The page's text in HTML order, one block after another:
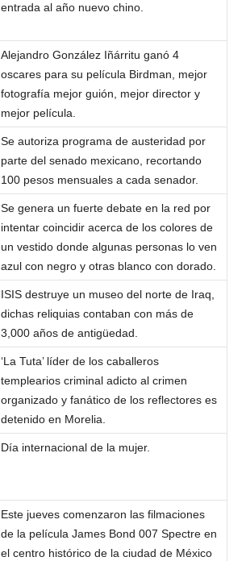
entrada al año nuevo chino.
Alejandro González Iñárritu ganó 4
oscares para su película Birdman, mejor
fotografía mejor guión, mejor director y
mejor película.
Se autoriza programa de austeridad por
parte del senado mexicano, recortando
100 pesos mensuales a cada senador.
Se genera un fuerte debate en la red por
intentar coincidir acerca de los colores de
un vestido donde algunas personas lo ven
azul con negro y otras blanco con dorado.
ISIS destruye un museo del norte de Iraq,
dichas reliquias contaban con más de
3,000 años de antigüedad.
‘La Tuta’ líder de los caballeros
templearios criminal adicto al crimen
organizado y fanático de los reflectores es
detenido en Morelia.
Día internacional de la mujer.
Este jueves comenzaron las filmaciones
de la película James Bond 007 Spectre en
el centro histórico de la ciudad de México